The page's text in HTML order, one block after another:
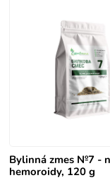
Bylinná zmes №7 -
hemoroidy, 120 g